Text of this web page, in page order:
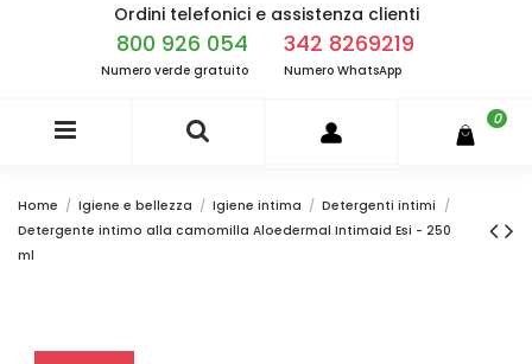
Ordini telefonici e assistenza clienti
800 926 054
Numero verde gratuito
342 8269219
Numero WhatsApp
0
Home Igiene e bellezza Igiene intima
Detergenti intimi
Detergente intimo alla camomilla Aloedermal Intimaid Esi - 250
ml